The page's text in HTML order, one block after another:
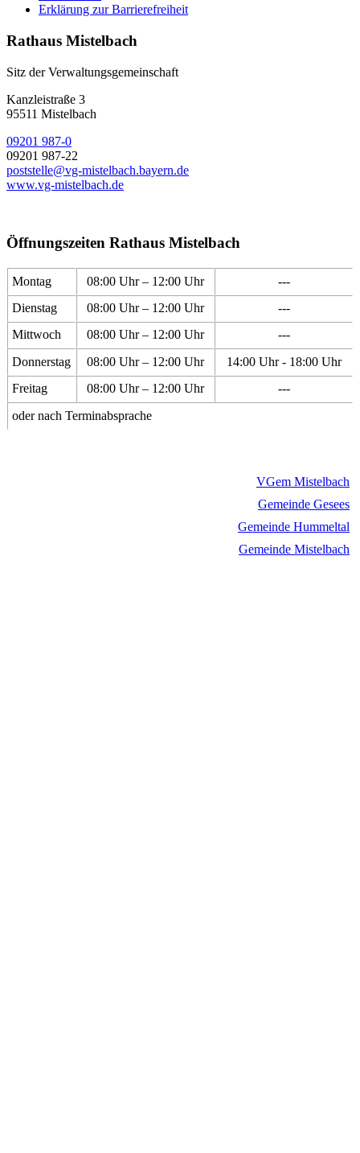
Erklärung zur Barrierefreiheit
Rathaus Mistelbach
Sitz der Verwaltungsgemeinschaft
Kanzleistraße 3
95511 Mistelbach
09201 987-0
09201 987-22
poststelle@vg-mistelbach.bayern.de
www.vg-mistelbach.de
Öffnungszeiten Rathaus Mistelbach
Montag 08:00 Uhr – 12:00 Uhr
---
Dienstag
08:00 Uhr – 12:00 Uhr
---
Mittwoch
08:00 Uhr – 12:00 Uhr
---
Donnerstag
08:00 Uhr – 12:00 Uhr
14:00 Uhr - 18:00 Uhr
Freitag
08:00 Uhr – 12:00 Uhr
---
oder nach Terminabsprache
VGem Mistelbach
Gemeinde Gesees
Gemeinde Hummeltal
Gemeinde Mistelbach